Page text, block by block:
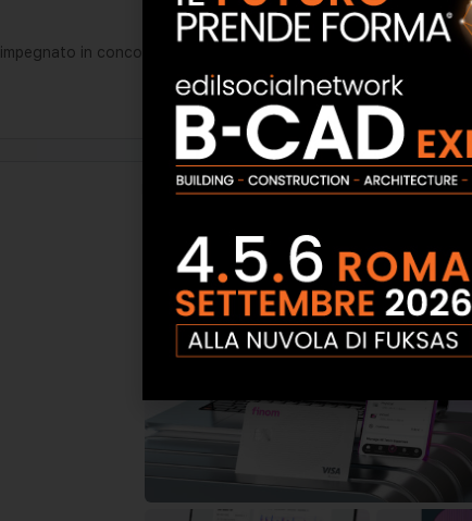
in concorsi…
Finomha pubblicato un aggiornamento